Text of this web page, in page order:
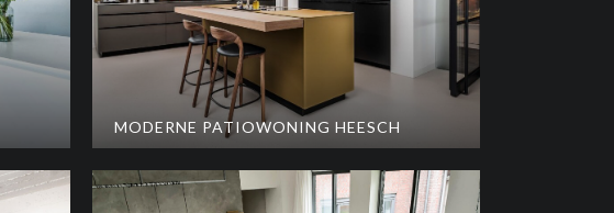
MODERNE PATIOWONING HEESCH